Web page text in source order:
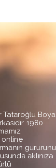
Tataroğlu Boya
1980
online
gururunu
aklınıza